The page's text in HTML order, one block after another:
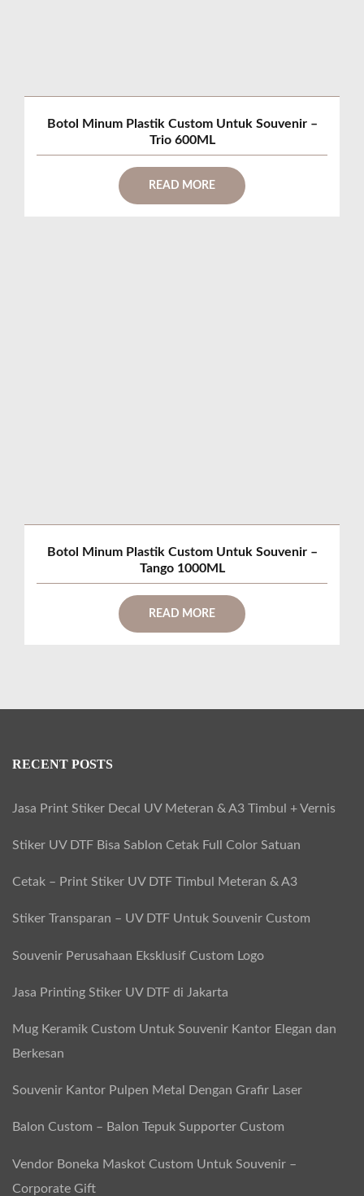
Botol Minum Plastik Custom Untuk Souvenir –
Trio 600ML
READ MORE
Botol Minum Plastik Custom Untuk Souvenir –
Tango 1000ML
READ MORE
RECENT POSTS
Jasa Print Stiker Decal UV Meteran & A3 Timbul + Vernis
Stiker UV DTF Bisa Sablon Cetak Full Color Satuan
Cetak – Print Stiker UV DTF Timbul Meteran & A3
Stiker Transparan – UV DTF Untuk Souvenir Custom
Souvenir Perusahaan Eksklusif Custom Logo
Jasa Printing Stiker UV DTF di Jakarta
Mug Keramik Custom Untuk Souvenir Kantor Elegan dan
Berkesan
Souvenir Kantor Pulpen Metal Dengan Grafir Laser
Balon Custom – Balon Tepuk Supporter Custom
Vendor Boneka Maskot Custom Untuk Souvenir –
Corporate Gift